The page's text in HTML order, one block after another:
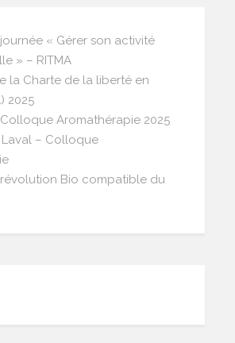
« Gérer son activité
» – RITMA
la Charte de la liberté en
2025
Aromathérapie 2025
– Colloque
Bio compatible du